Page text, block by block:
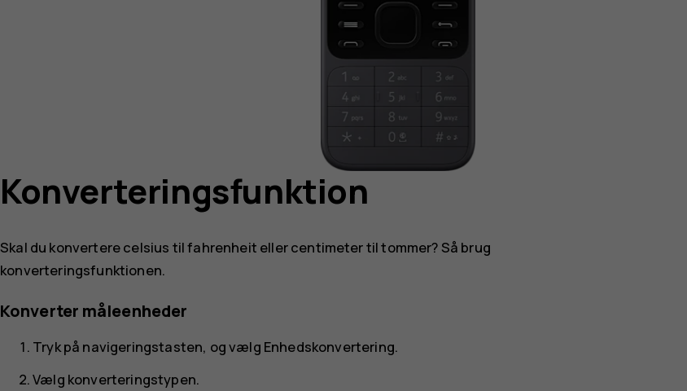
Konverteringsfunktion
Skal du konvertere celsius til fahrenheit eller centimeter til tommer? Så brug
konverteringsfunktionen.
Konverter måleenheder
Tryk på navigeringstasten, og vælg Enhedskonvertering.
Vælg konverteringstypen.